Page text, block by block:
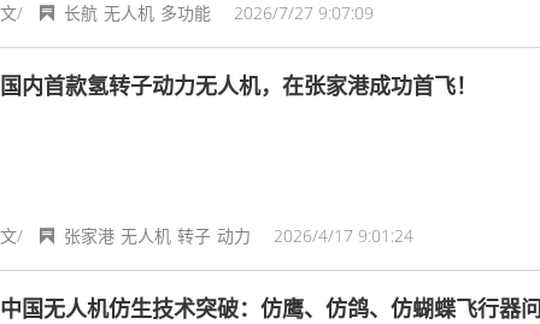
文/ 2026/7/27 9:07:09
长航 无人机 多功能
国内首款氢转子动力无人机，在张家港成功首飞！
文/ 2026/4/17 9:01:24
张家港 无人机 转子 动力
中国无人机仿生技术突破：仿鹰、仿鸽、仿蝴蝶飞行器